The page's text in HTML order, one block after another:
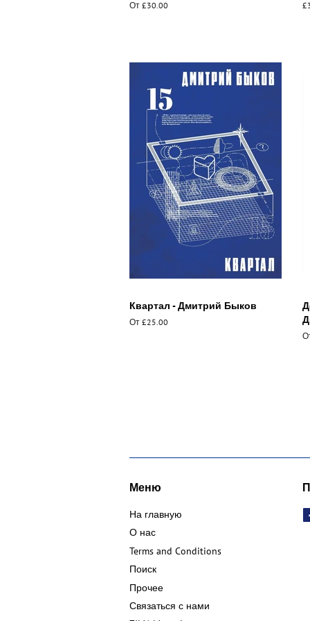
От £30.00
Квартал - Дмитрий Быков
От £25.00
Меню
На главную
О нас
Terms and Conditions
Поиск
Прочее
Связаться с нами